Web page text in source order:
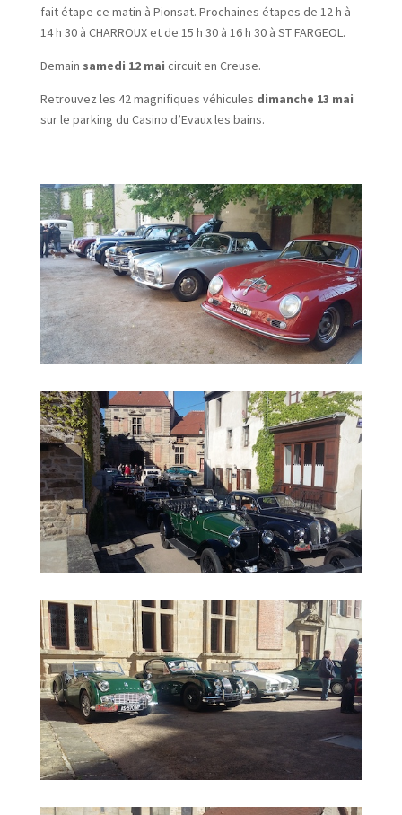
fait étape ce matin à Pionsat. Prochaines étapes de 12 h à
14 h 30 à CHARROUX et de 15 h 30 à 16 h 30 à ST FARGEOL.
­Demain­ samedi 12 mai circuit en Creuse.
Retrouvez les 42 magnifiques véhicules dimanche 13 mai
sur le parking du Casino d’Evaux les bains.